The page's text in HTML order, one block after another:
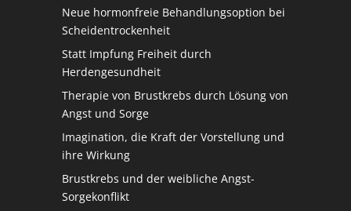
Neue hormonfreie Behandlungsoption bei
Scheidentrockenheit
Statt Impfung Freiheit durch
Herdengesundheit
Therapie von Brustkrebs durch Lösung von
Angst und Sorge
Imagination, die Kraft der Vorstellung und
ihre Wirkung
Brustkrebs und der weibliche Angst-
Sorgekonflikt